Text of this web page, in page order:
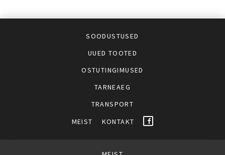
SOODUSTUSED
UUED TOOTED
OSTUTINGIMUSED
TARNEAEG
TRANSPORT
MEIST
KONTAKT